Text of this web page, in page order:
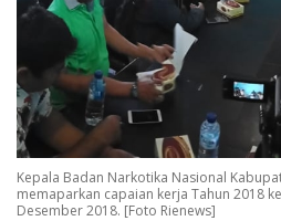
Kepala Badan Narkotika Nasional
memaparkan capaian kerja Tahun 2018
Desember 2018. [Foto Rienews]